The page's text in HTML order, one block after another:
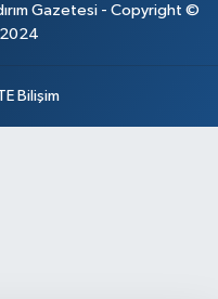
Gazetesi - Copyright ©
2024
Bilişim